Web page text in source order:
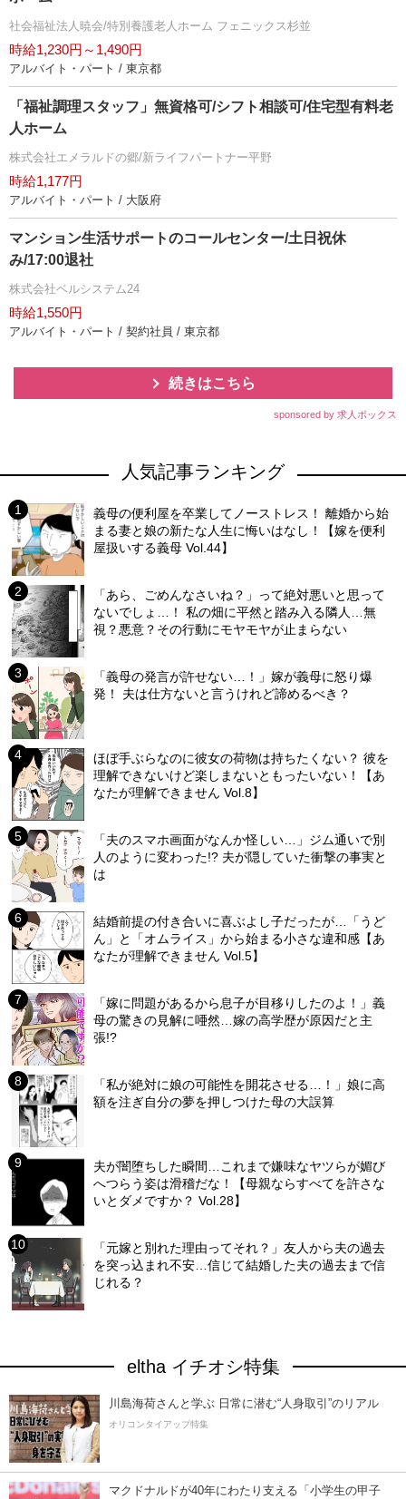
社会福祉法人暁会/特別養護老人ホーム フェニックス杉並
時給1,230円～1,490円
アルバイト・パート / 東京都
「福祉調理スタッフ」無資格可/シフト相談可/住宅型有料老
人ホーム
株式会社エメラルドの郷/新ライフパートナー平野
時給1,177円
アルバイト・パート / 大阪府
マンション生活サポートのコールセンター/土日祝休
み/17:00退社
株式会社ベルシステム24
時給1,550円
アルバイト・パート / 契約社員 / 東京都
続きはこちら
sponsored by 求人ボックス
人気記事ランキング
義母の便利屋を卒業してノーストレス！ 離婚から始
まる妻と娘の新たな人生に悔いはなし！【嫁を便利
屋扱いする義母 Vol.44】
「あら、ごめんなさいね？」って絶対悪いと思って
ないでしょ…！ 私の畑に平然と踏み入る隣人…無
視？悪意？その行動にモヤモヤが止まらない
「義母の発言が許せない…！」嫁が義母に怒り爆
発！ 夫は仕方ないと言うけれど諦めるべき？
ほぼ手ぶらなのに彼女の荷物は持ちたくない？ 彼を
理解できないけど楽しまないともったいない！【あ
なたが理解できません Vol.8】
「夫のスマホ画面がなんか怪しい…」ジム通いで別
人のように変わった!? 夫が隠していた衝撃の事実と
は
結婚前提の付き合いに喜ぶよし子だったが…「うど
ん」と「オムライス」から始まる小さな違和感【あ
なたが理解できません Vol.5】
「嫁に問題があるから息子が目移りしたのよ！」義
母の驚きの見解に唖然…嫁の高学歴が原因だと主
張!?
「私が絶対に娘の可能性を開花させる…！」娘に高
額を注ぎ自分の夢を押しつけた母の大誤算
夫が闇堕ちした瞬間…これまで嫌味なヤツらが媚び
へつらう姿は滑稽だな！【母親ならすべてを許さな
いとダメですか？ Vol.28】
「元嫁と別れた理由ってそれ？」友人から夫の過去
を突っ込まれ不安…信じて結婚した夫の過去まで信
じれる？
eltha イチオシ特集
川島海荷さんと学ぶ 日常に潜む“人身取引”のリアル
オリコンタイアップ特集
マクドナルドが40年にわたり支える「小学生の甲子